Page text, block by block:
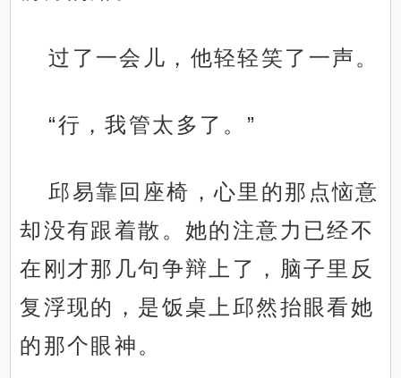
过了一会儿，他轻轻笑了一声。
“行，我管太多了。”
邱易靠回座椅，心里的那点恼意
却没有跟着散。她的注意力已经不
在刚才那几句争辩上了，脑子里反
复浮现的，是饭桌上邱然抬眼看她
的那个眼神。